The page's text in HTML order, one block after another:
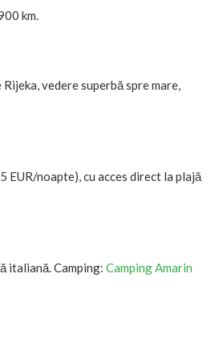
km.
vedere superbă spre mare,
EUR/noapte), cu acces direct la plajă
italiană. Camping: Camping Amarin